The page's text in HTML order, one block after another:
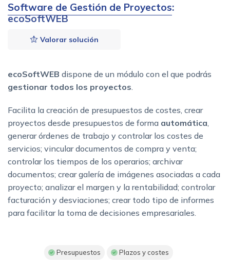
Software de Gestión de Proyectos:
ecoSoftWEB
Valorar solución
ecoSoftWEB dispone de un módulo con el que podrás
gestionar todos los proyectos
Facilita la creación de presupuestos de costes, crear
proyectos desde presupuestos de forma automática
generar órdenes de trabajo y controlar los costes de
servicios; vincular documentos de compra y venta;
controlar los tiempos de los operarios; archivar
documentos; crear galería de imágenes asociadas a cada
proyecto; analizar el margen y la rentabilidad; controlar
facturación y desviaciones; crear todo tipo de informes
para facilitar la toma de decisiones empresariales.
Presupuestos Plazos y costes